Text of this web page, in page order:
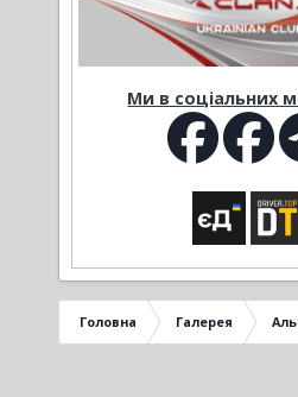
Ми в соціальних
Головна Галерея